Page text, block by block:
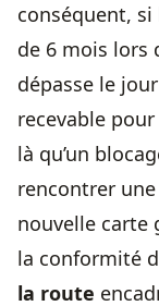
conséquent,
de 6 mois lors
dépasse le
recevable
là qu’un
rencontrer
nouvelle carte
la conformité
la route